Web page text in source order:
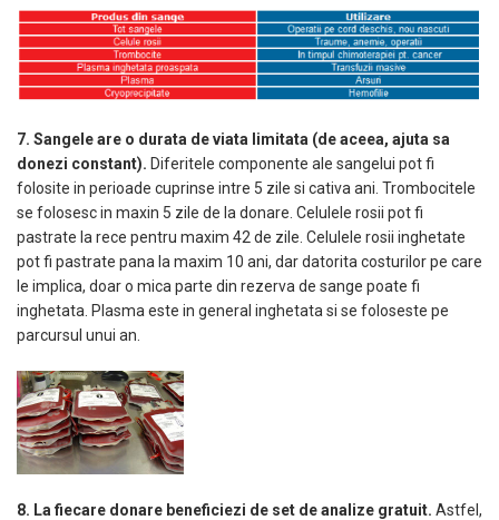
7. Sangele are o durata de viata limitata (de aceea, ajuta sa
donezi constant). Diferitele componente ale sangelui pot fi
folosite in perioade cuprinse intre 5 zile si cativa ani. Trombocitele
se folosesc in maxin 5 zile de la donare. Celulele rosii pot fi
pastrate la rece pentru maxim 42 de zile. Celulele rosii inghetate
pot fi pastrate pana la maxim 10 ani, dar datorita costurilor pe care
le implica, doar o mica parte din rezerva de sange poate fi
inghetata. Plasma este in general inghetata si se foloseste pe
parcursul unui an.
8. La fiecare donare beneficiezi de set de analize gratuit. Astfel,